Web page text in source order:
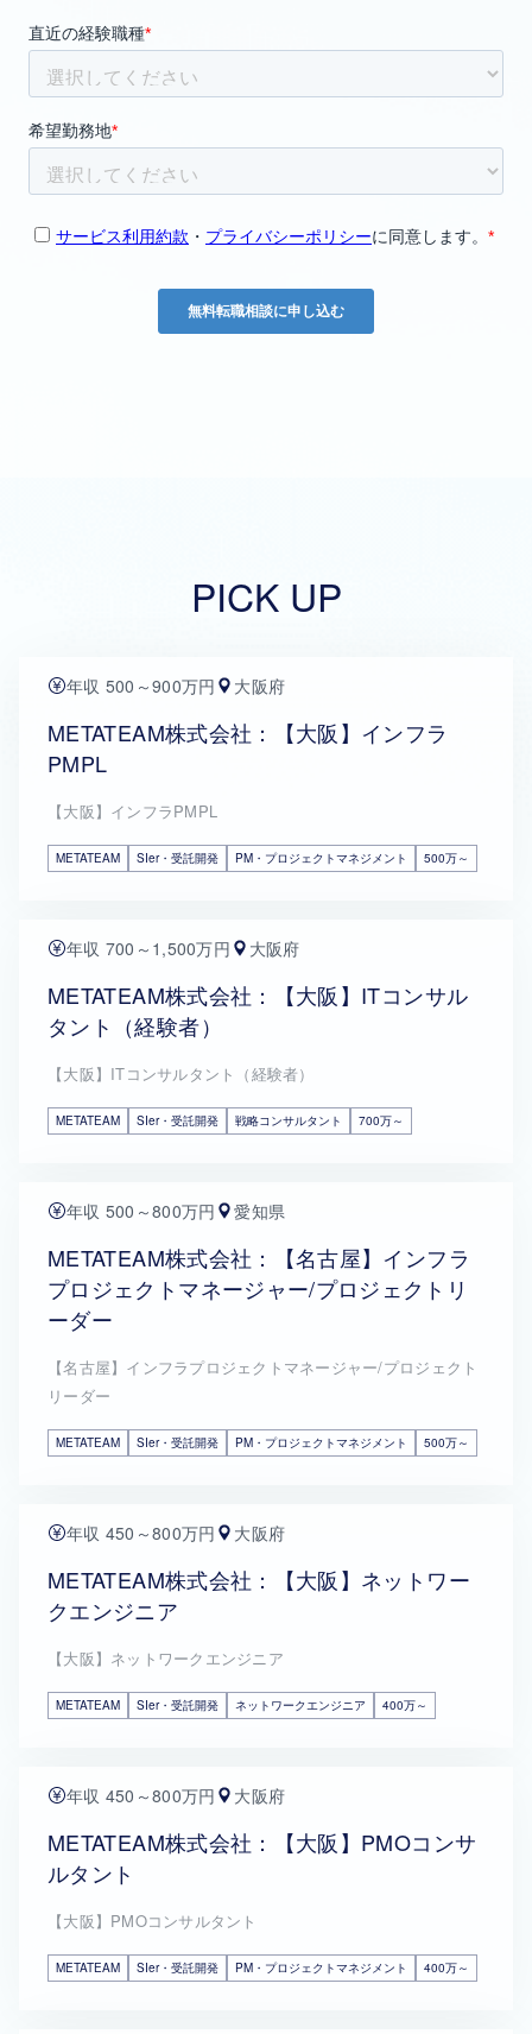
PICK UP
年収 500～900万円 大阪府
METATEAM株式会社：【大阪】インフラ
PMPL
【大阪】インフラPMPL
METATEAM SIer・受託開発 PM・プロジェクトマネジメント 500万～
年収 700～1,500万円 大阪府
METATEAM株式会社：【大阪】ITコンサル
タント（経験者）
【大阪】ITコンサルタント（経験者）
METATEAM SIer・受託開発 戦略コンサルタント 700万～
年収 500～800万円 愛知県
METATEAM株式会社：【名古屋】インフラ
プロジェクトマネージャー/プロジェクトリ
ーダー
【名古屋】インフラプロジェクトマネージャー/プロジェクト
リーダー
METATEAM SIer・受託開発 PM・プロジェクトマネジメント 500万～
年収 450～800万円 大阪府
METATEAM株式会社：【大阪】ネットワー
クエンジニア
【大阪】ネットワークエンジニア
METATEAM SIer・受託開発 ネットワークエンジニア 400万～
年収 450～800万円 大阪府
METATEAM株式会社：【大阪】PMOコンサ
ルタント
【大阪】PMOコンサルタント
METATEAM SIer・受託開発 PM・プロジェクトマネジメント 400万～